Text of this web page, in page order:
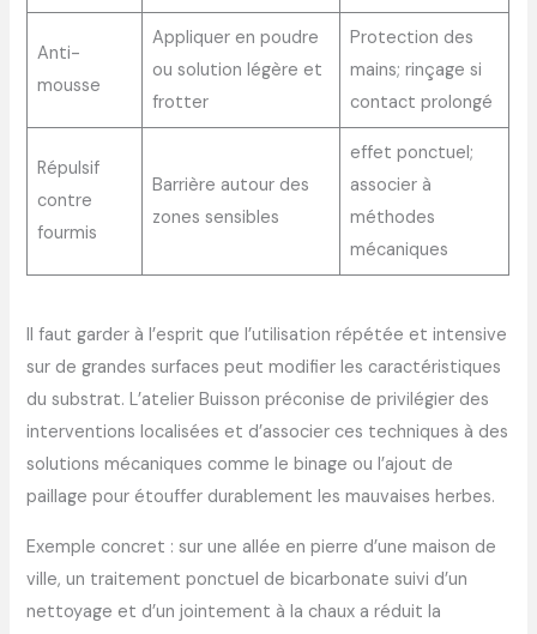
Anti-
mousse
Appliquer en poudre
ou solution légère et
frotter
Protection des
mains; rinçage si
contact prolongé
Répulsif
contre
fourmis
Barrière autour des
zones sensibles
effet ponctuel;
associer à
méthodes
mécaniques
Il faut garder à l’esprit que l’utilisation répétée et intensive
sur de grandes surfaces peut modifier les caractéristiques
du substrat. L’atelier Buisson préconise de privilégier des
interventions localisées et d’associer ces techniques à des
solutions mécaniques comme le binage ou l’ajout de
paillage pour étouffer durablement les mauvaises herbes.
Exemple concret : sur une allée en pierre d’une maison de
ville, un traitement ponctuel de bicarbonate suivi d’un
nettoyage et d’un jointement à la chaux a réduit la